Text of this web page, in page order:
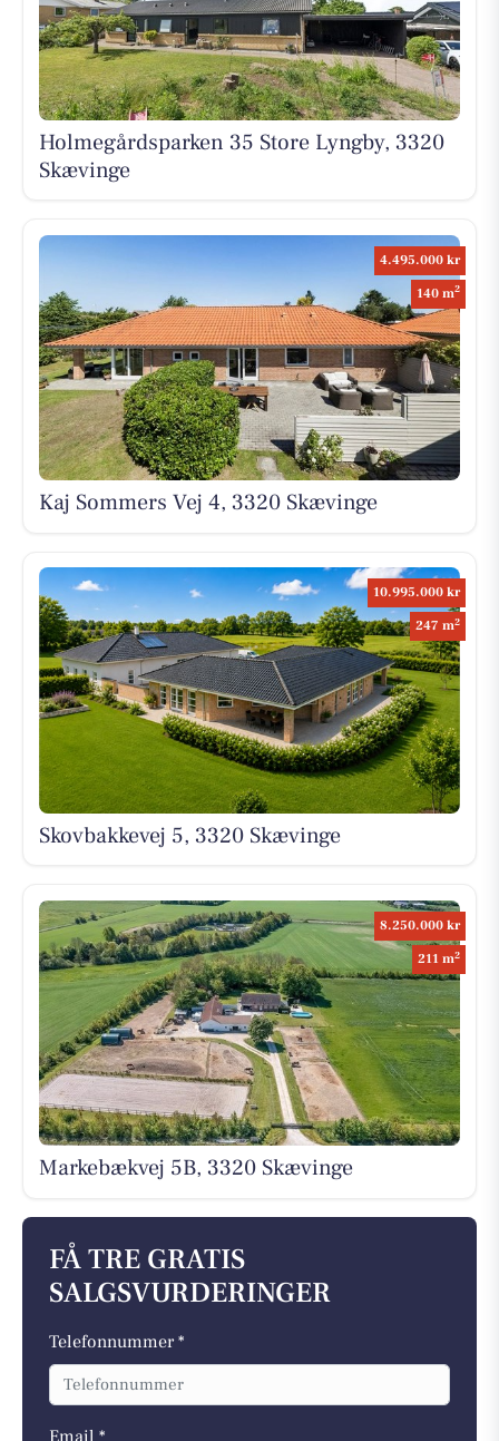
Holmegårdsparken 35 Store Lyngby, 3320
Skævinge
4.495.000 kr
140 m2
Kaj Sommers Vej 4, 3320 Skævinge
10.995.000 kr
247 m2
Skovbakkevej 5, 3320 Skævinge
8.250.000 kr
211 m2
Markebækvej 5B, 3320 Skævinge
FÅ TRE GRATIS
SALGSVURDERINGER
Telefonnummer *
Email *